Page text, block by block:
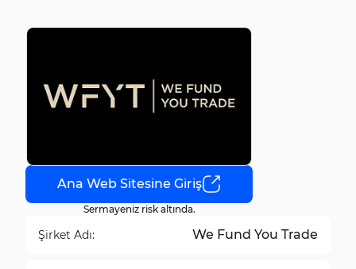
Ana Web Sitesine Giriş
Sermayeniz risk altında.
Şirket Adı: We Fund You Trade